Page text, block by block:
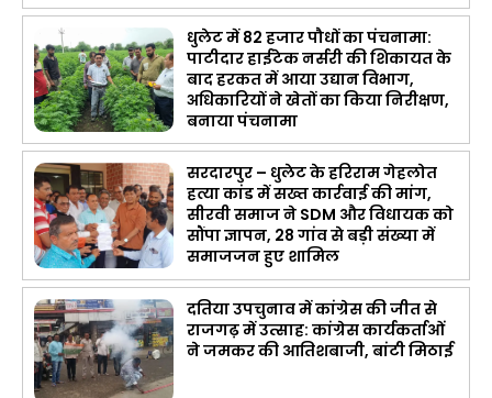
धुलेट में 82 हजार पौधों का पंचनामा:
पाटीदार हाईटेक नर्सरी की शिकायत के
बाद हरकत में आया उद्यान विभाग,
अधिकारियों ने खेतों का किया निरीक्षण,
बनाया पंचनामा
सरदारपुर – धुलेट के हरिराम गेहलोत
हत्या कांड में सख्त कार्रवाई की मांग,
सीरवी समाज ने SDM और विधायक को
सौंपा ज्ञापन, 28 गांव से बड़ी संख्या में
समाजजन हुए शामिल
दतिया उपचुनाव में कांग्रेस की जीत से
राजगढ़ में उत्साह: कांग्रेस कार्यकर्ताओं
ने जमकर की आतिशबाजी, बांटी मिठाई